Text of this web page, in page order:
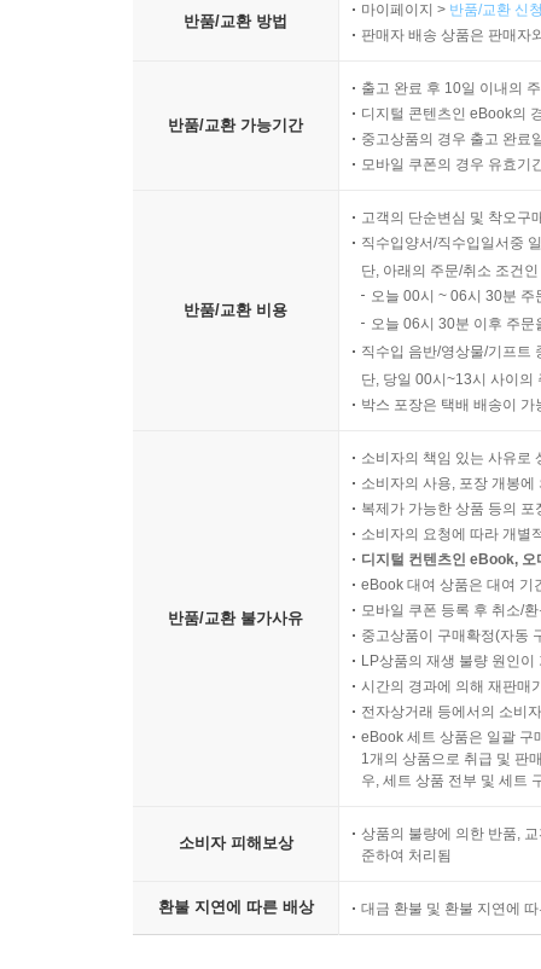
반품/교환 방법
마이페이지 > 반품/교환 신
판매자 배송 상품은 판매자
반품/교환 가능기간
출고 완료 후 10일 이내의
디지털 콘텐츠인 eBook의
중고상품의 경우 출고 완료
모바일 쿠폰의 경우 유효기
반품/교환 비용
고객의 단순변심 및 착오구
직수입양서/직수입일서중
단, 아래의 주문/취소 조건
오늘 00시 ~ 06시 30분
오늘 06시 30분 이후 주
직수입 음반/영상물/기프트
단, 당일 00시~13시 사이의
박스 포장은 택배 배송이
반품/교환 불가사유
소비자의 책임 있는 사유로
소비자의 사용, 포장 개봉
복제가 가능한 상품 등의
소비자의 요청에 따라 개별
디지털 컨텐츠인 eBook,
eBook 대여 상품은 대여 기
모바일 쿠폰 등록 후 취소/
중고상품이 구매확정(자동
LP상품의 재생 불량 원인
시간의 경과에 의해 재판매
전자상거래 등에서의 소비
eBook 세트 상품은 일괄 구
1개의 상품으로 취급 및 판
우, 세트 상품 전부 및 세트
소비자 피해보상
상품의 불량에 의한 반품,
준하여 처리됨
환불 지연에 따른 배상 대금 환불 및 환불 지연에